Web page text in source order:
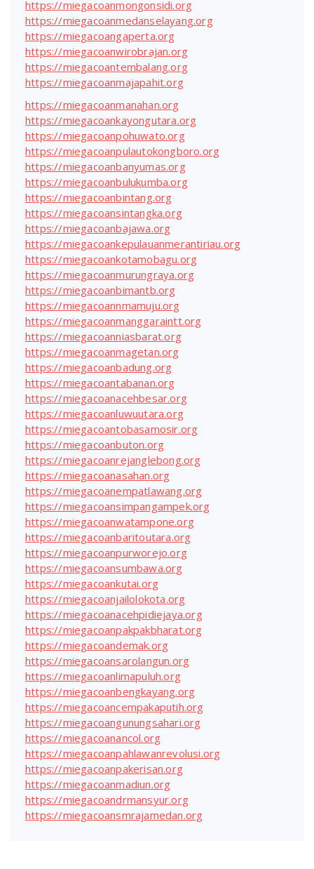
https://miegacoanmongonsidi.org
https://miegacoanmedanselayang.org
https://miegacoangaperta.org
https://miegacoanwirobrajan.org
https://miegacoantembalang.org
https://miegacoanmajapahit.org
https://miegacoanmanahan.org
https://miegacoankayongutara.org
https://miegacoanpohuwato.org
https://miegacoanpulautokongboro.org
https://miegacoanbanyumas.org
https://miegacoanbulukumba.org
https://miegacoanbintang.org
https://miegacoansintangka.org
https://miegacoanbajawa.org
https://miegacoankepulauanmerantiriau.org
https://miegacoankotamobagu.org
https://miegacoanmurungraya.org
https://miegacoanbimantb.org
https://miegacoannmamuju.org
https://miegacoanmanggaraintt.org
https://miegacoanniasbarat.org
https://miegacoanmagetan.org
https://miegacoanbadung.org
https://miegacoantabanan.org
https://miegacoanacehbesar.org
https://miegacoanluwuutara.org
https://miegacoantobasamosir.org
https://miegacoanbuton.org
https://miegacoanrejanglebong.org
https://miegacoanasahan.org
https://miegacoanempatlawang.org
https://miegacoansimpangampek.org
https://miegacoanwatampone.org
https://miegacoanbaritoutara.org
https://miegacoanpurworejo.org
https://miegacoansumbawa.org
https://miegacoankutai.org
https://miegacoanjailolokota.org
https://miegacoanacehpidiejaya.org
https://miegacoanpakpakbharat.org
https://miegacoandemak.org
https://miegacoansarolangun.org
https://miegacoanlimapuluh.org
https://miegacoanbengkayang.org
https://miegacoancempakaputih.org
https://miegacoangunungsahari.org
https://miegacoanancol.org
https://miegacoanpahlawanrevolusi.org
https://miegacoanpakerisan.org
https://miegacoanmadiun.org
https://miegacoandrmansyur.org
https://miegacoansmrajamedan.org